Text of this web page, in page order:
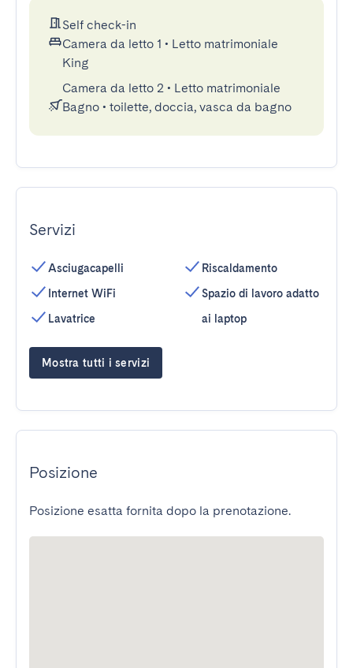
Self check-in
Camera da letto 1 • Letto matrimoniale
King
Camera da letto 2 • Letto matrimoniale
Bagno • toilette, doccia, vasca da bagno
Servizi
Asciugacapelli
Internet WiFi
Lavatrice
Riscaldamento
Spazio di lavoro adatto
ai laptop
Mostra tutti i servizi
Posizione
Posizione esatta fornita dopo la prenotazione.